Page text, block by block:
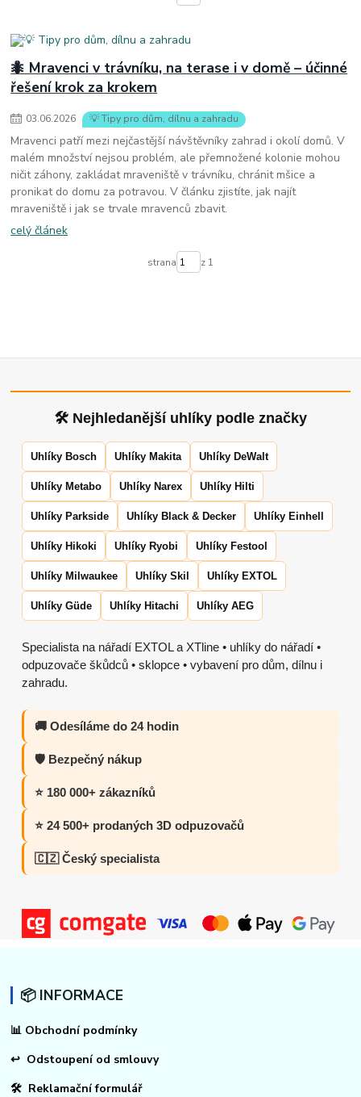
🐜 Mravenci v trávníku, na terase i v domě – účinné
řešení krok za krokem
03.06.2026 💡 Tipy pro dům, dílnu a zahradu
Mravenci patří mezi nejčastější návštěvníky zahrad i okolí domů. V
malém množství nejsou problém, ale přemnožené kolonie mohou
ničit záhony, zakládat mraveniště v trávníku, chránit mšice a
pronikat do domu za potravou. V článku zjistíte, jak najít
mraveniště i jak se trvale mravenců zbavit.
celý článek
strana z 1
🛠 Nejhledanější uhlíky podle značky
Uhlíky Bosch Uhlíky Makita Uhlíky DeWalt
Uhlíky Metabo Uhlíky Narex Uhlíky Hilti
Uhlíky Parkside Uhlíky Black & Decker Uhlíky Einhell
Uhlíky Hikoki Uhlíky Ryobi Uhlíky Festool
Uhlíky Milwaukee Uhlíky Skil Uhlíky EXTOL
Uhlíky Güde Uhlíky Hitachi Uhlíky AEG
Specialista na nářadí EXTOL a XTline • uhlíky do nářadí •
odpuzovače škůdců • sklopce • vybavení pro dům, dílnu i
zahradu.
🚚 Odesíláme do 24 hodin
🛡️ Bezpečný nákup
⭐ 180 000+ zákazníků
⭐ 24 500+ prodaných 3D odpuzovačů
🇨🇿 Český specialista
📦 INFORMACE
📊 Obchodní podmínky
↩ Odstoupení od smlouvy
🛠 Reklamační formulář